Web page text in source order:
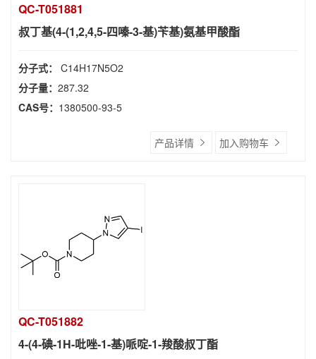
QC-T051881
叔丁基(4-(1,2,4,5-四嗪-3-基)苄基)氨基甲酸酯
分子式： C14H17N5O2
分子量： 287.32
CAS号： 1380500-93-5
产品详情 加入购物车
QC-T051882
4-(4-碘-1H-吡唑-1-基)哌啶-1-羧酸叔丁酯